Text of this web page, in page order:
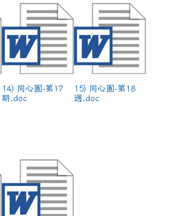
14) 同心圓-第17
期.doc
15) 同心圓-第18
週.doc